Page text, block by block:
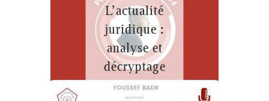
L’actualité
juridique :
analyse et
décryptage